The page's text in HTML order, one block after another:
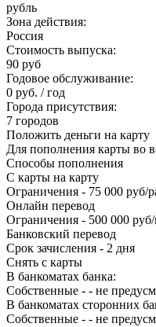
рубль
Зона действия:
Россия
Стоимость выпуска:
90 руб
Годовое обслуживание:
0 руб. / год
Города присутствия:
7 городов
Положить деньги на карту
Для пополнения карты во
Способы пополнения
С карты на карту
Ограничения - 75 000 руб/
Онлайн перевод
Ограничения - 500 000 руб/
Банковский перевод
Срок зачисления - 2 дня
Снять с карты
В банкоматах банка:
Собственные - - не
В банкоматах сторонних
Собственные - - не